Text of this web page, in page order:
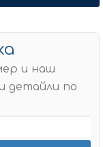
и наш
детайли по